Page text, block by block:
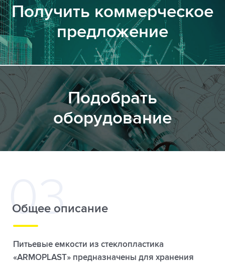
Получить коммерческое
предложение
Подобрать
оборудование
Общее описание
Питьевые емкости из стеклопластика
«ARMOPLAST» предназначены для хранения